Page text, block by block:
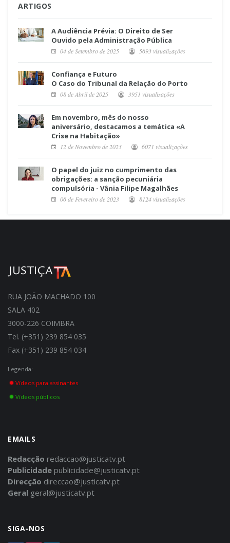
ARTIGOS
A Audiência Prévia: O Direito de Ser
Ouvido pela Administração Pública
04 de Setembro de 2025 5693 visualizações
Confiança e Futuro
O Caso do Tribunal da Relação do Porto
08 de Abril de 2025 3951 visualizações
Em novembro, mês do nosso
aniversário, destacamos a temática «A
Crise na Habitação»
12 de Novembro de 2023 6071 visualizações
O papel do juiz no cumprimento das
obrigações: a sanção pecuniária
compulsória - Vânia Filipe Magalhães
06 de Fevereiro de 2023 8124 visualizações
RUA JOÃO MACHADO 100
SALA 402
3000-226 COIMBRA
Tel. (+351) 239 854 035
Fax (+351) 239 854 034
Legenda:
Vídeos para assinantes
Vídeos públicos
EMAILS
Redacção redaccao@justicatv.pt
Publicidade publicidade@justicatv.pt
Direcção direccao@justicatv.pt
Geral geral@justicatv.pt
SIGA-NOS